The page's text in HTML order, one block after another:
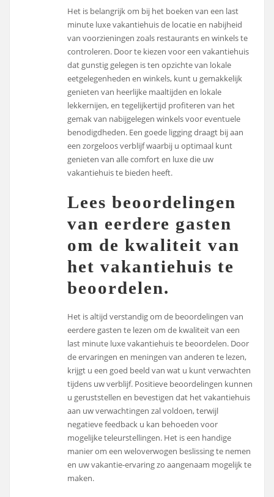
Het is belangrijk om bij het boeken van een last
minute luxe vakantiehuis de locatie en nabijheid
van voorzieningen zoals restaurants en winkels te
controleren. Door te kiezen voor een vakantiehuis
dat gunstig gelegen is ten opzichte van lokale
eetgelegenheden en winkels, kunt u gemakkelijk
genieten van heerlijke maaltijden en lokale
lekkernijen, en tegelijkertijd profiteren van het
gemak van nabijgelegen winkels voor eventuele
benodigdheden. Een goede ligging draagt bij aan
een zorgeloos verblijf waarbij u optimaal kunt
genieten van alle comfort en luxe die uw
vakantiehuis te bieden heeft.
Lees beoordelingen
van eerdere gasten
om de kwaliteit van
het vakantiehuis te
beoordelen.
Het is altijd verstandig om de beoordelingen van
eerdere gasten te lezen om de kwaliteit van een
last minute luxe vakantiehuis te beoordelen. Door
de ervaringen en meningen van anderen te lezen,
krijgt u een goed beeld van wat u kunt verwachten
tijdens uw verblijf. Positieve beoordelingen kunnen
u geruststellen en bevestigen dat het vakantiehuis
aan uw verwachtingen zal voldoen, terwijl
negatieve feedback u kan behoeden voor
mogelijke teleurstellingen. Het is een handige
manier om een weloverwogen beslissing te nemen
en uw vakantie-ervaring zo aangenaam mogelijk te
maken.